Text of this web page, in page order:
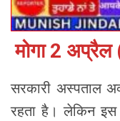
मोगा 2 अप्रैल
सरकारी अस्पताल
रहता है। लेकिन